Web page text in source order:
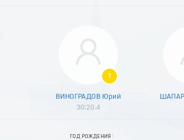
1
ВИНОГРАДОВ Юрий
30:20.4
ГОД РОЖДЕНИЯ